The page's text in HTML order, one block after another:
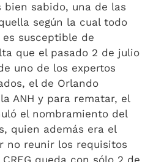
bien sabido, una de las
según la cual todo
susceptible de
que el pasado 2 de julio
uno de los expertos
el de Orlando
ANH y para rematar, el
el nombramiento del
quien además era el
no reunir los requisitos
queda con sólo 2 de